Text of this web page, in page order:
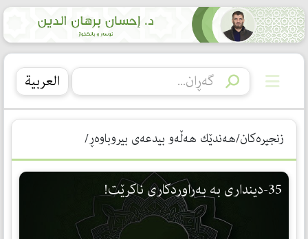
العربیة
زنجیرەکان/هەندێك هەڵەو بیدعەی بیروباوەڕ/
35-دینداری بە بەراوردكاری ناكرێت!